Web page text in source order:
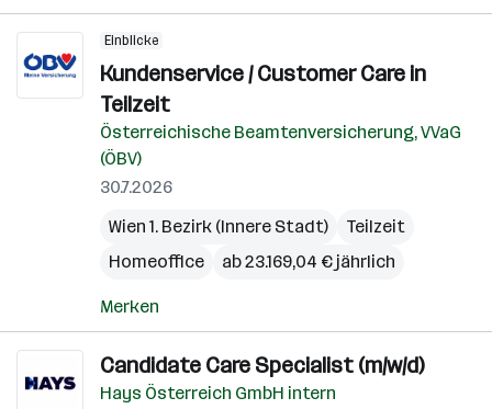
Einblicke
Kundenservice / Customer Care in
Teilzeit
Österreichische Beamtenversicherung, VVaG
(ÖBV)
30.7.2026
Wien 1. Bezirk (Innere Stadt)
Teilzeit
Homeoffice
ab 23.169,04 € jährlich
Merken
Candidate Care Specialist (m/w/d)
Hays Österreich GmbH intern